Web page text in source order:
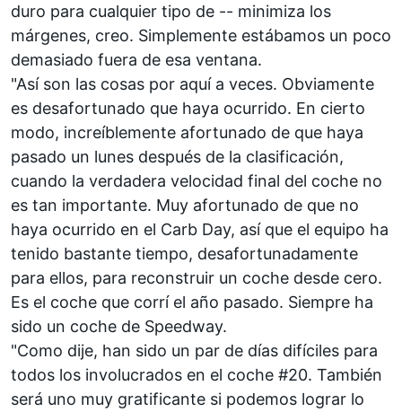
duro para cualquier tipo de -- minimiza los
márgenes, creo. Simplemente estábamos un poco
demasiado fuera de esa ventana.
"Así son las cosas por aquí a veces. Obviamente
es desafortunado que haya ocurrido. En cierto
modo, increíblemente afortunado de que haya
pasado un lunes después de la clasificación,
cuando la verdadera velocidad final del coche no
es tan importante. Muy afortunado de que no
haya ocurrido en el Carb Day, así que el equipo ha
tenido bastante tiempo, desafortunadamente
para ellos, para reconstruir un coche desde cero.
Es el coche que corrí el año pasado. Siempre ha
sido un coche de Speedway.
"Como dije, han sido un par de días difíciles para
todos los involucrados en el coche #20. También
será uno muy gratificante si podemos lograr lo